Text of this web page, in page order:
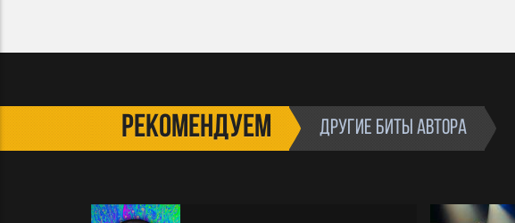
РЕКОМЕНДУЕМ ДРУГИЕ БИТЫ АВТОРА